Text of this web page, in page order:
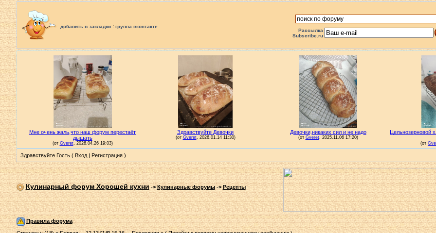
добавить в закладки: группа вконтакте
Рассылка
Subscribe.ru
Здравствуйте Гость ( Вход| Регистрация)
Кулинарный форум Хорошей кухни->Кулинарные форумы->Рецепты
Правила форума